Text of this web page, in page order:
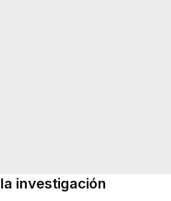
investigación